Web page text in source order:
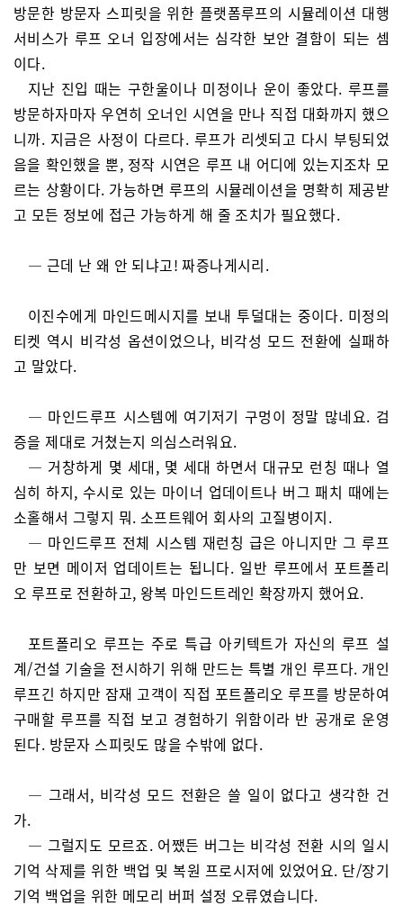
방문한 방문자 스피릿을 위한 플랫폼루프의 시뮬레이션 대행
서비스가 루프 오너 입장에서는 심각한 보안 결함이 되는 셈
이다.
지난 진입 때는 구한울이나 미정이나 운이 좋았다. 루프를
방문하자마자 우연히 오너인 시연을 만나 직접 대화까지 했으
니까. 지금은 사정이 다르다. 루프가 리셋되고 다시 부팅되었
음을 확인했을 뿐, 정작 시연은 루프 내 어디에 있는지조차 모
르는 상황이다. 가능하면 루프의 시뮬레이션을 명확히 제공받
고 모든 정보에 접근 가능하게 해 줄 조치가 필요했다.
— 근데 난 왜 안 되냐고! 짜증나게시리.
이진수에게 마인드메시지를 보내 투덜대는 중이다. 미정의
티켓 역시 비각성 옵션이었으나, 비각성 모드 전환에 실패하
고 말았다.
— 마인드루프 시스템에 여기저기 구멍이 정말 많네요. 검
증을 제대로 거쳤는지 의심스러워요.
— 거창하게 몇 세대, 몇 세대 하면서 대규모 런칭 때나 열
심히 하지, 수시로 있는 마이너 업데이트나 버그 패치 때에는
소홀해서 그렇지 뭐. 소프트웨어 회사의 고질병이지.
— 마인드루프 전체 시스템 재런칭 급은 아니지만 그 루프
만 보면 메이저 업데이트는 됩니다. 일반 루프에서 포트폴리
오 루프로 전환하고, 왕복 마인드트레인 확장까지 했어요.
포트폴리오 루프는 주로 특급 아키텍트가 자신의 루프 설
계/건설 기술을 전시하기 위해 만드는 특별 개인 루프다. 개인
루프긴 하지만 잠재 고객이 직접 포트폴리오 루프를 방문하여
구매할 루프를 직접 보고 경험하기 위함이라 반 공개로 운영
된다. 방문자 스피릿도 많을 수밖에 없다.
— 그래서, 비각성 모드 전환은 쓸 일이 없다고 생각한 건
가.
— 그럴지도 모르죠. 어쨌든 버그는 비각성 전환 시의 일시
기억 삭제를 위한 백업 및 복원 프로시저에 있었어요. 단/장기
기억 백업을 위한 메모리 버퍼 설정 오류였습니다.